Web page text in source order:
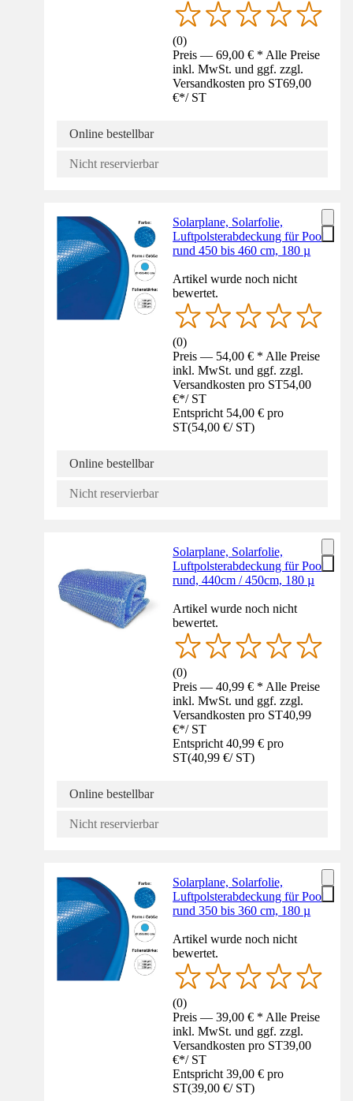
(0)
Preis — 69,00 € * Alle Preise
inkl. MwSt. und ggf. zzgl.
Versandkosten pro ST69,00
€*/ ST
Online bestellbar
Nicht reservierbar
Solarplane, Solarfolie,
Luftpolsterabdeckung für Pool
rund 450 bis 460 cm, 180 µ
Artikel wurde noch nicht
bewertet.
(0)
Preis — 54,00 € * Alle Preise
inkl. MwSt. und ggf. zzgl.
Versandkosten pro ST54,00
€*/ ST
Entspricht 54,00 € pro
ST(54,00 €/ ST)
Online bestellbar
Nicht reservierbar
Solarplane, Solarfolie,
Luftpolsterabdeckung für Pool
rund, 440cm / 450cm, 180 µ
Artikel wurde noch nicht
bewertet.
(0)
Preis — 40,99 € * Alle Preise
inkl. MwSt. und ggf. zzgl.
Versandkosten pro ST40,99
€*/ ST
Entspricht 40,99 € pro
ST(40,99 €/ ST)
Online bestellbar
Nicht reservierbar
Solarplane, Solarfolie,
Luftpolsterabdeckung für Pool
rund 350 bis 360 cm, 180 µ
Artikel wurde noch nicht
bewertet.
(0)
Preis — 39,00 € * Alle Preise
inkl. MwSt. und ggf. zzgl.
Versandkosten pro ST39,00
€*/ ST
Entspricht 39,00 € pro
ST(39,00 €/ ST)